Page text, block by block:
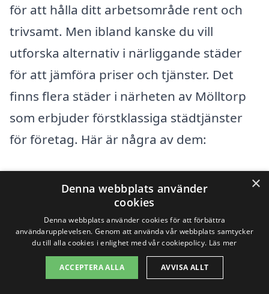
för att hålla ditt arbetsområde rent och
trivsamt. Men ibland kanske du vill
utforska alternativ i närliggande städer
för att jämföra priser och tjänster. Det
finns flera städer i närheten av Mölltorp
som erbjuder förstklassiga städtjänster
för företag. Här är några av dem:
Falköping
Skövde
×
Denna webbplats använder
cookies
Denna webbplats använder cookies för att förbättra
användarupplevelsen. Genom att använda vår webbplats samtycker
du till alla cookies i enlighet med vår cookiepolicy. Läs mer
ACCEPTERA ALLA AVVISA ALLT